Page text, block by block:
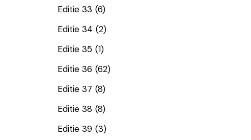
Editie 33 (6)
Editie 34 (2)
Editie 35 (1)
Editie 36 (62)
Editie 37 (8)
Editie 38 (8)
Editie 39 (3)